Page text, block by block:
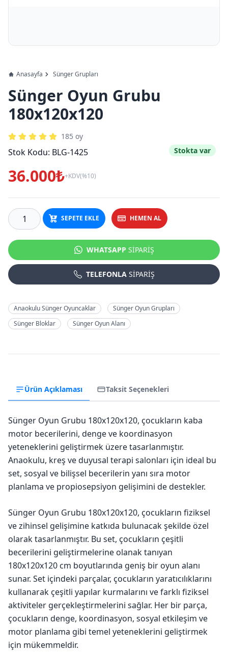
Anasayfa Sünger Grupları
Sünger Oyun Grubu
180x120x120
185 oy
Stok Kodu: BLG-1425 Stokta var
36.000₺+KDV(%10)
SEPETE EKLE HEMEN AL
WHATSAPP SİPARİŞ
TELEFONLA SİPARİŞ
Anaokulu Sünger Oyuncaklar
Sünger Oyun Grupları
Sünger Bloklar
Sünger Oyun Alanı
Ürün Açıklaması Taksit Seçenekleri
Sünger Oyun Grubu 180x120x120, çocukların kaba
motor becerilerini, denge ve koordinasyon
yeteneklerini geliştirmek üzere tasarlanmıştır.
Anaokulu, kreş ve duyusal terapi salonları için ideal bu
set, sosyal ve bilişsel becerilerin yanı sıra motor
planlama ve propiosepsiyon gelişimini de destekler.
Sünger Oyun Grubu 180x120x120, çocukların fiziksel
ve zihinsel gelişimine katkıda bulunacak şekilde özel
olarak tasarlanmıştır. Bu set, çocukların çeşitli
becerilerini geliştirmelerine olanak tanıyan
180x120x120 cm boyutlarında geniş bir oyun alanı
sunar. Set içindeki parçalar, çocukların yaratıcılıklarını
kullanarak çeşitli yapılar kurmalarını ve farklı fiziksel
aktiviteler gerçekleştirmelerini sağlar. Her bir parça,
çocukların denge, koordinasyon, sosyal etkileşim ve
motor planlama gibi temel yeteneklerini geliştirmek
için mükemmeldir.